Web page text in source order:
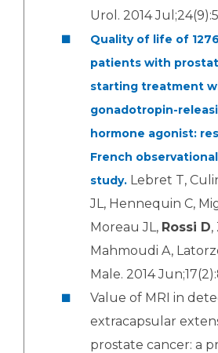
Urol. 2014
Quality of life of
patients with
starting treatment
gonadotropin-
hormone agonist:
French observational
study. Lebret T,
JL, Hennequin C,
Moreau JL, Rossi D,
Mahmoudi A,
Male. 2014
Value of MRI in
extracapsular
prostate cancer: a